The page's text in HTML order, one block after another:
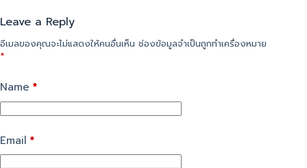
Leave a Reply
อีเมลของคุณจะไม่แสดงให้คนอื่นเห็น ช่องข้อมูลจำเป็นถูกทำเครื่องหมาย
*
Name *
Email *